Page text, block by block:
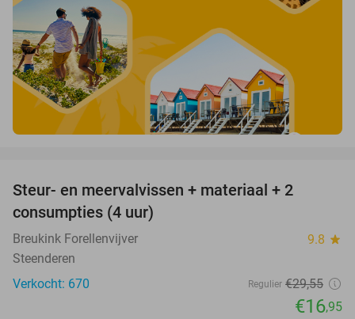
Steur- en meervalvissen + materiaal + 2
consumpties (4 uur)
Breukink Forellenvijver 9.8 star
Steenderen
Verkocht: 670
Regulier €29,55
€16,95